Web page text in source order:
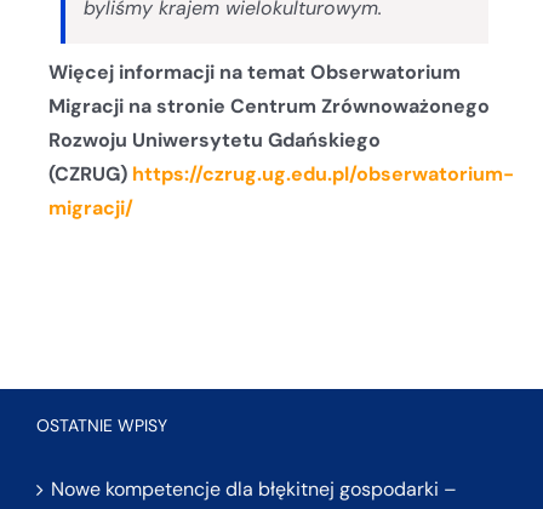
byliśmy krajem wielokulturowym.
Więcej informacji na temat Obserwatorium
Migracji na stronie Centrum Zrównoważonego
Rozwoju Uniwersytetu Gdańskiego
(CZRUG) https://czrug.ug.edu.pl/obserwatorium-
migracji/
OSTATNIE WPISY
Nowe kompetencje dla błękitnej gospodarki –